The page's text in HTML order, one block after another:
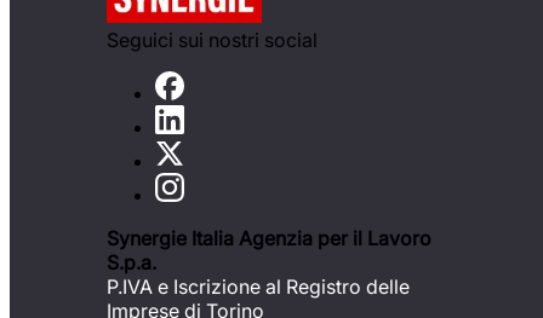
Seguici sui nostri social
Synergie Italia Agenzia per il Lavoro
S.p.a.
P.IVA e Iscrizione al Registro delle
Imprese di Torino